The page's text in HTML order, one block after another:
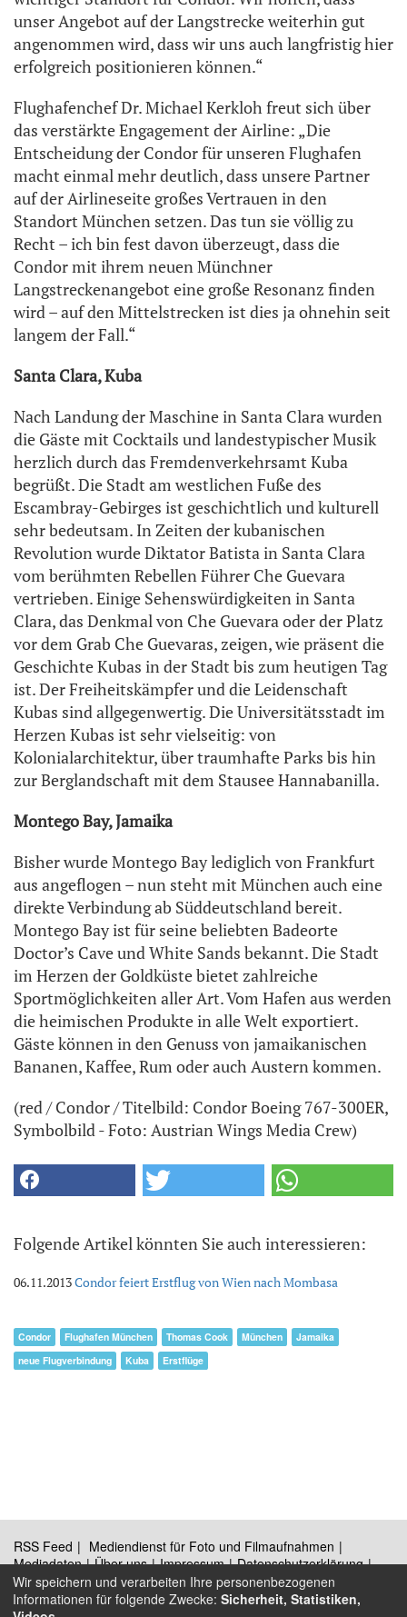
unser Angebot auf der Langstrecke weiterhin gut
angenommen wird, dass wir uns auch langfristig hier
erfolgreich positionieren können.“
Flughafenchef Dr. Michael Kerkloh freut sich über
das verstärkte Engagement der Airline: „Die
Entscheidung der Condor für unseren Flughafen
macht einmal mehr deutlich, dass unsere Partner
auf der Airlineseite großes Vertrauen in den
Standort München setzen. Das tun sie völlig zu
Recht – ich bin fest davon überzeugt, dass die
Condor mit ihrem neuen Münchner
Langstreckenangebot eine große Resonanz finden
wird – auf den Mittelstrecken ist dies ja ohnehin seit
langem der Fall.“
Santa Clara, Kuba
Nach Landung der Maschine in Santa Clara wurden
die Gäste mit Cocktails und landestypischer Musik
herzlich durch das Fremdenverkehrsamt Kuba
begrüßt. Die Stadt am westlichen Fuße des
Escambray-Gebirges ist geschichtlich und kulturell
sehr bedeutsam. In Zeiten der kubanischen
Revolution wurde Diktator Batista in Santa Clara
vom berühmten Rebellen Führer Che Guevara
vertrieben. Einige Sehenswürdigkeiten in Santa
Clara, das Denkmal von Che Guevara oder der Platz
vor dem Grab Che Guevaras, zeigen, wie präsent die
Geschichte Kubas in der Stadt bis zum heutigen Tag
ist. Der Freiheitskämpfer und die Leidenschaft
Kubas sind allgegenwertig. Die Universitätsstadt im
Herzen Kubas ist sehr vielseitig: von
Kolonialarchitektur, über traumhafte Parks bis hin
zur Berglandschaft mit dem Stausee Hannabanilla.
Montego Bay, Jamaika
Bisher wurde Montego Bay lediglich von Frankfurt
aus angeflogen – nun steht mit München auch eine
direkte Verbindung ab Süddeutschland bereit.
Montego Bay ist für seine beliebten Badeorte
Doctor’s Cave und White Sands bekannt. Die Stadt
im Herzen der Goldküste bietet zahlreiche
Sportmöglichkeiten aller Art. Vom Hafen aus werden
die heimischen Produkte in alle Welt exportiert.
Gäste können in den Genuss von jamaikanischen
Bananen, Kaffee, Rum oder auch Austern kommen.
(red / Condor / Titelbild: Condor Boeing 767-300ER,
Symbolbild - Foto: Austrian Wings Media Crew)
Folgende Artikel könnten Sie auch interessieren:
06.11.2013Condor feiert Erstflug von Wien nach Mombasa
Condor Flughafen München Thomas Cook München
Jamaika
neue Flugverbindung
Kuba Erstflüge
RSS Feed
Mediendienst für Foto und Filmaufnahmen
Mediadaten
Über uns Impressum
Datenschutzerklärung
Kontakt
Wir speichern und verarbeiten Ihre personenbezogenen
Informationen für folgende Zwecke: Sicherheit, Statistiken,